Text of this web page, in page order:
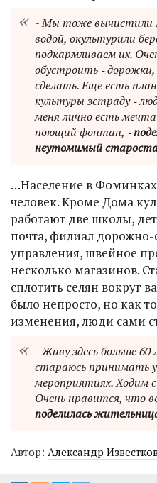
- Мы тоже вычистили
водой, окультурили
подкармливаем их.
обустроить ‑
сделать. Еще есть
культуры эстраду ‑
меня лично есть
поющий фонтан, ‑
неутомимый
…Население в Фоминках
человек. Кроме Дома
работают две школы,
почта, филиал дорожно-
управления, швейное
несколько магазинов.
сплотить селян вокруг
было непросто, но как
изменения, люди сами
- Живу здесь больше 60
стараюсь принимать
мероприятиях. Ходим
Очень нравится, что
поделилась
Автор: Александр Известков